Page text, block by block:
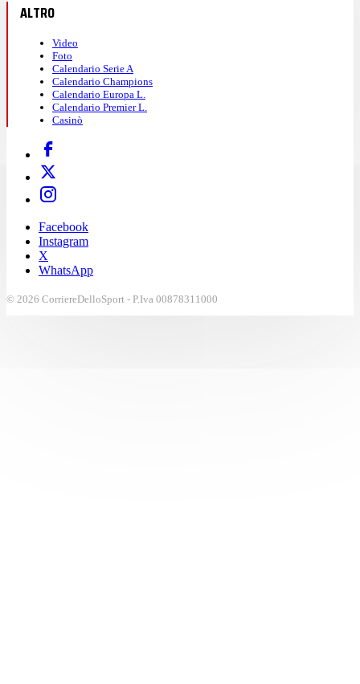
ALTRO
Video
Foto
Calendario Serie A
Calendario Champions
Calendario Europa L.
Calendario Premier L.
Casinò
Facebook
Instagram
X
WhatsApp
© 2026 CorriereDelloSport - P.Iva 00878311000